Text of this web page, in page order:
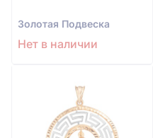
Золотая Подвеска
Нет в наличии